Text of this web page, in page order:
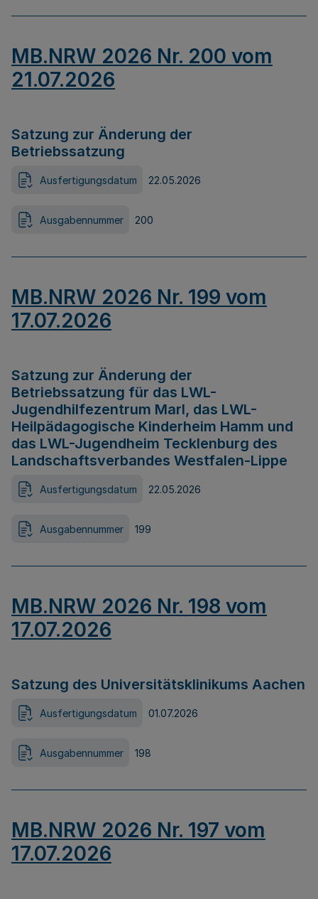
MB.NRW 2026 Nr. 200 vom
21.07.2026
Satzung zur Änderung der
Betriebssatzung
Ausfertigungsdatum 22.05.2026
Ausgabennummer 200
MB.NRW 2026 Nr. 199 vom
17.07.2026
Satzung zur Änderung der
Betriebssatzung für das LWL-
Jugendhilfezentrum Marl, das LWL-
Heilpädagogische Kinderheim Hamm und
das LWL-Jugendheim Tecklenburg des
Landschaftsverbandes Westfalen-Lippe
Ausfertigungsdatum 22.05.2026
Ausgabennummer 199
MB.NRW 2026 Nr. 198 vom
17.07.2026
Satzung des Universitätsklinikums Aachen
Ausfertigungsdatum 01.07.2026
Ausgabennummer 198
MB.NRW 2026 Nr. 197 vom
17.07.2026